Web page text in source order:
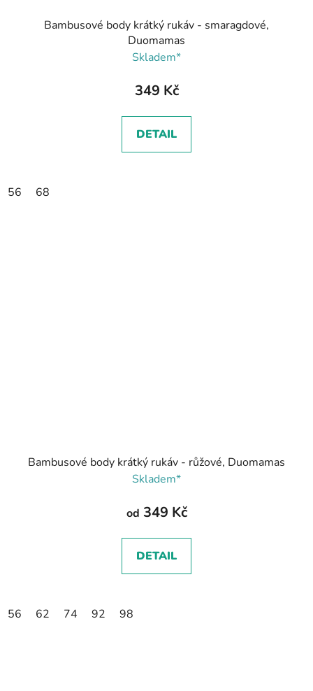
Bambusové body krátký rukáv - smaragdové,
Duomamas
Skladem*
349 Kč
DETAIL
56 68
Bambusové body krátký rukáv - růžové, Duomamas
Skladem*
od 349 Kč
DETAIL
56 62 74 92 98